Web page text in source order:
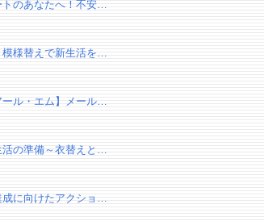
新生活スタートのあなたへ！不安を自信に変える、新しい環境での過ごし方
春の大掃除・模様替えで新生活を気持ちよくスタートしよう！
【株式会社アール・エム】メール設定確認のお願い（有限会社千葉リフォーム様）
春に向けた生活の準備～衣替えと断捨離で心身をリセット～
新年の目標達成に向けたアクションプラン～夢を実現するための第一歩～